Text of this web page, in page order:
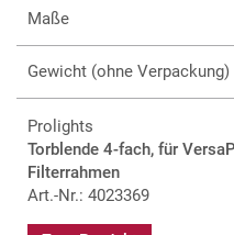
Maße
Gewicht (ohne Verpackung)
Prolights
Torblende 4-fach, für
Filterrahmen
Art.-Nr.: 4023369